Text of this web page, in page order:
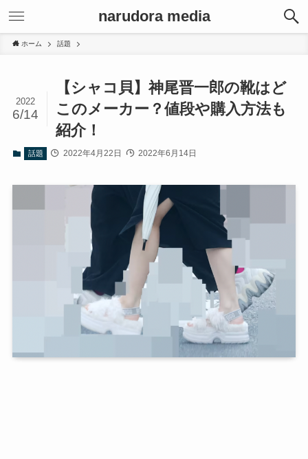
narudora media
ホーム 話題
【シャコ貝】神尾晋一郎の靴はど
このメーカー？値段や購入方法も
紹介！
2022
6/14
話題 2022年4月22日 2022年6月14日